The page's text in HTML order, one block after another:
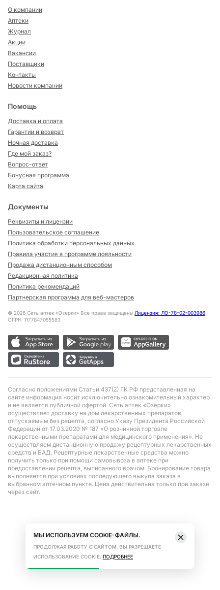
О компании
Аптеки
Журнал
Акции
Вакансии
Поставщики
Контакты
Новости компании
Помощь
Доставка и оплата
Гарантии и возврат
Ночная доставка
Где мой заказ?
Вопрос-ответ
Бонусная программа
Карта сайта
Документы
Реквизиты и лицензии
Пользовательское соглашение
Политика обработки персональных данных
Правила участия в программе лояльности
Продажа дистанционным способом
Редакционная политика
Политика рекомендаций
Партнерская программа для веб-мастеров
© 2026 Сеть аптек «Озерки» Все права защищены Лицензия: ЛО-78-02-003986,
ОГРН: 1177847055583
Согласно положениями Статьи 437(2) ГК РФ представленная на
сайте информация носит исключительно ознакомительный характер
и не является публичной офертой. Сеть аптек «Озерки»
осуществляет доставку на дом лекарственных препаратов,
отпускаемым без рецепта, согласно Указу Президента Российской
Федерации от 17.03.2020 № 187 «О розничной торговле
лекарственными препаратами для медицинского применения». Не
осуществляем дистанционную продажу рецептурных лекарственных
средств и БАД. Рецептурные лекарственные средства можно
получить только при помощи самовывоза в аптеке при
предоставлении рецепта, выписанного врачом. Бронирование товара
выполняется при условиях последующего выкупа заказа в
выбранном аптечном пункте. Цена действительна только при заказе
через сайт.
МЫ ИСПОЛЬЗУЕМ COOKIE-ФАЙЛЫ.
ПРОДОЛЖАЯ РАБОТУ С САЙТОМ, ВЫ РАЗРЕШАЕТЕ
ИСПОЛЬЗОВАНИЕ COOKIE. ПОДРОБНЕЕ